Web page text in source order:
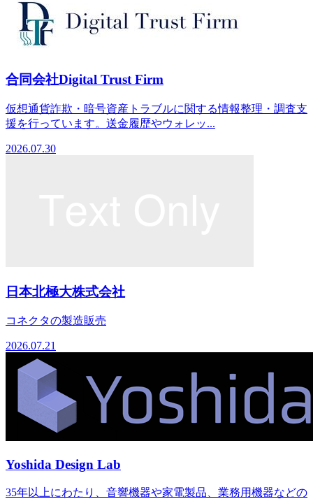
合同会社Digital Trust Firm
仮想通貨詐欺・暗号資産トラブルに関する情報整理・調査支
援を行っています。送金履歴やウォレッ...
2026.07.30
日本北極大株式会社
コネクタの製造販売
2026.07.21
Yoshida Design Lab
35年以上にわたり、音響機器や家電製品、業務用機器などの